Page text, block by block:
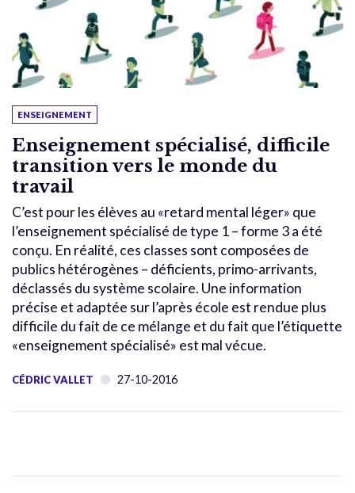
ENSEIGNEMENT
Enseignement spécialisé, difficile
transition vers le monde du
travail
C’est pour les élèves au «retard mental léger» que
l’enseignement spécialisé de type 1 – forme 3 a été
conçu. En réalité, ces classes sont composées de
publics hétérogènes – déficients, primo-arrivants,
déclassés du système scolaire. Une information
précise et adaptée sur l’après école est rendue plus
difficile du fait de ce mélange et du fait que l’étiquette
«enseignement spécialisé» est mal vécue.
CÉDRIC VALLET 27-10-2016